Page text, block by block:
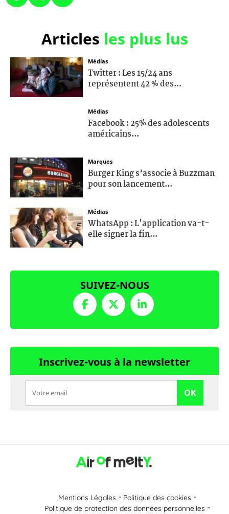
Articles les plus lus
Médias
Twitter : Les 15/24 ans
représentent 42 % des...
Médias
Facebook : 25% des adolescents
américains...
Marques
Burger King s’associe à Buzzman
pour son lancement...
Médias
WhatsApp : L'application va-t-
elle signer la fin...
SUIVEZ-NOUS
Inscrivez-vous à la newsletter
OK
Mentions Légales
Politique des cookies
Politique de protection des données personnelles